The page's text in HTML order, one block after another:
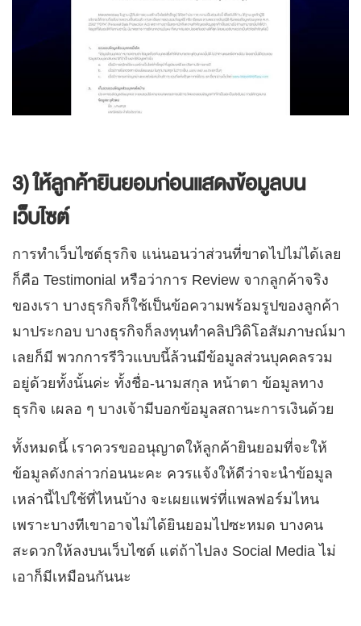
3) ให้ลูกค้ายินยอมก่อนแสดงข้อมูลบน
เว็บไซต์
การทำเว็บไซต์ธุรกิจ แน่นอนว่าส่วนที่ขาดไปไม่ได้เลย
ก็คือ Testimonial หรือว่าการ Review จากลูกค้าจริง
ของเรา บางธุรกิจก็ใช้เป็นข้อความพร้อมรูปของลูกค้า
มาประกอบ บางธุรกิจก็ลงทุนทำคลิปวิดิโอสัมภาษณ์มา
เลยก็มี พวกการรีวิวแบบนี้ล้วนมีข้อมูลส่วนบุคคลรวม
อยู่ด้วยทั้งนั้นค่ะ ทั้งชื่อ-นามสกุล หน้าตา ข้อมูลทาง
ธุรกิจ เผลอ ๆ บางเจ้ามีบอกข้อมูลสถานะการเงินด้วย
ทั้งหมดนี้ เราควรขออนุญาตให้ลูกค้ายินยอมที่จะให้
ข้อมูลดังกล่าวก่อนนะคะ ควรแจ้งให้ดีว่าจะนำข้อมูล
เหล่านี้ไปใช้ที่ไหนบ้าง จะเผยแพร่ที่แพลฟอร์มไหน
เพราะบางทีเขาอาจไม่ได้ยินยอมไปซะหมด บางคน
สะดวกให้ลงบนเว็บไซต์ แต่ถ้าไปลง Social Media ไม่
เอาก็มีเหมือนกันนะ